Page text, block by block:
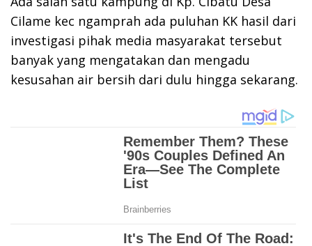
Cilame kec ngamprah ada puluhan KK hasil dari
investigasi pihak media masyarakat tersebut
banyak yang mengatakan dan mengadu
kesusahan air bersih dari dulu hingga sekarang.